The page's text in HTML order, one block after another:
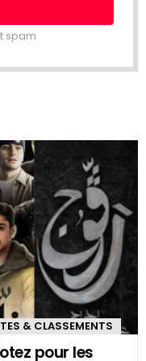
spam
& CLASSEMENTS
pour les